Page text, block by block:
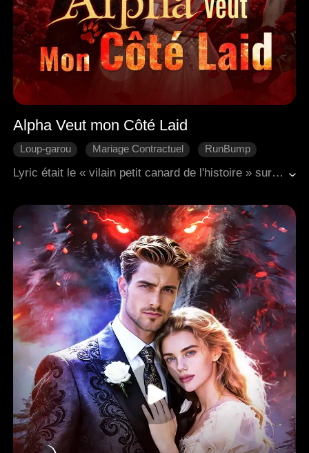
Alpha Veut mon Côté Laid
Loup-garou Mariage Contractuel
RunBump
Vengeance
Lyric était le « vilain petit canard de l'histoire » sur lequel tout le monde marchait. Son ex l'avait utilisée avant de la jeter, sa famille la méprisait et la rabaissait constamment. Même cette nuit, il y a 5 ans, passée avec un homme mystérieux, lui avait coûté les jumeaux qu'elle n'a jamais eu la chance de serrer dans ses bras. Aujourd'hui, ses cicatrices disparues et sa beauté révélée, elle est forcée de conclure un mariage de convenance avec le plus puissant et le plus froid des Alphas, Jaris, le chef impitoyable de la meute. Mais Lyric cache un pouvoir interdit, et une organisation secrète cherche à l'éliminer. Elle doit guérir son fils mourant, déjouer les complots de sa fausse mère et conquérir cet Alpha, un homme qui n'a jamais aimé personne, pour qu'il lui soit dévoué. Il n'a pas signé ce contrat pour elle, mais il est sur le point de tout perdre, qu'il le veuille ou non.